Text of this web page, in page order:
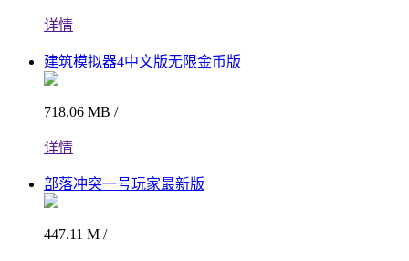
详情
建筑模拟器4中文版无限金币版
718.06 MB /
详情
部落冲突一号玩家最新版
447.11 M /